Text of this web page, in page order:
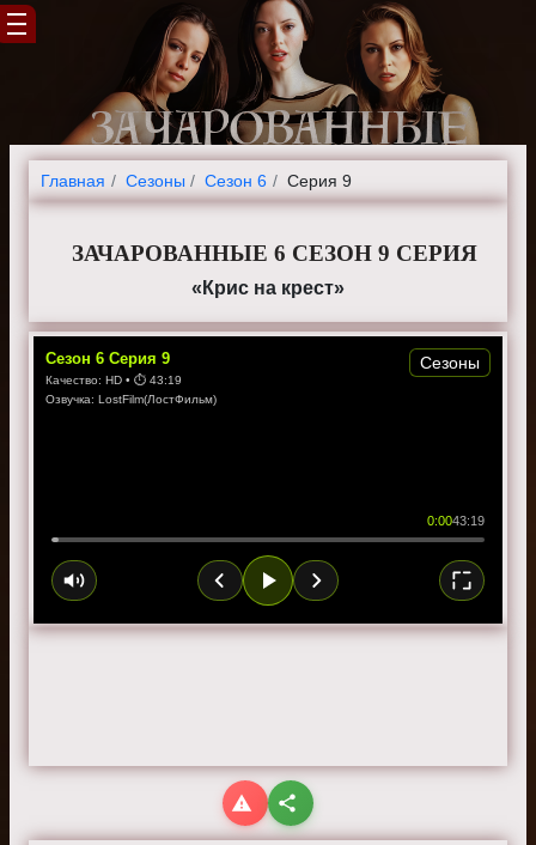
Главная Cезоны Сезон 6 Серия 9
ЗАЧАРОВАННЫЕ 6 СЕЗОН 9 СЕРИЯ
«Крис на крест»
Сезон 6 Серия 9
Качество: HD • ⏱ 43:19
Озвучка: LostFilm(ЛостФильм)
0:0043:19
Сезоны